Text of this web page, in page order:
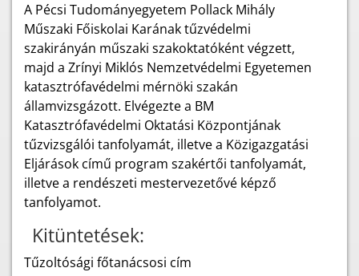
A Pécsi Tudományegyetem Pollack Mihály
Műszaki Főiskolai Karának tűzvédelmi
szakirányán műszaki szakoktatóként végzett,
majd a Zrínyi Miklós Nemzetvédelmi Egyetemen
katasztrófavédelmi mérnöki szakán
államvizsgázott. Elvégezte a BM
Katasztrófavédelmi Oktatási Központjának
tűzvizsgálói tanfolyamát, illetve a Közigazgatási
Eljárások című program szakértői tanfolyamát,
illetve a rendészeti mestervezetővé képző
tanfolyamot.
Kitüntetések:
Tűzoltósági főtanácsosi cím